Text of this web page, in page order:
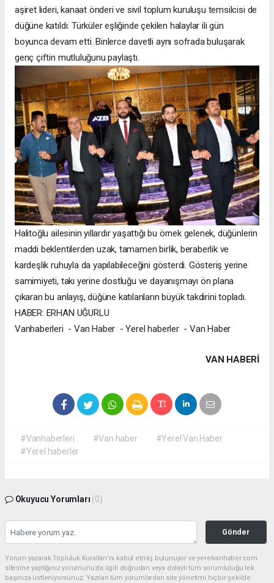
aşiret lideri, kanaat önderi ve sivil toplum kuruluşu temsilcisi de
düğüne katıldı. Türküler eşliğinde çekilen halaylar ili gün
boyunca devam etti. Binlerce davetli aynı sofrada buluşarak
genç çiftin mutluluğunu paylaştı.
Halitoğlu ailesinin yıllardır yaşattığı bu örnek gelenek, düğünlerin
maddi beklentilerden uzak, tamamen birlik, beraberlik ve
kardeşlik ruhuyla da yapılabileceğini gösterdi. Gösteriş yerine
samimiyeti, takı yerine dostluğu ve dayanışmayı ön plana
çıkaran bu anlayış, düğüne katılanların büyük takdirini topladı.
HABER: ERHAN UĞURLU
Vanhaberleri - Van Haber - Yerel haberler - Van Haber
VAN HABERİ
#Vanhaberleri #Van haber
#Yerel Van Haber
#Yerel haberler
Okuyucu Yorumları (0)
Gönder
Yorum yazarak Topluluk Kuralları’nı kabul etmiş bulunuyor ve yerelvanhaber.com
sitesine yaptığınız yorumunuzla ilgili doğrudan veya dolaylı tüm sorumluluğu tek
başınıza üstleniyorsunuz. Yazılan tüm yorumlardan site yönetimi hiçbir şekilde